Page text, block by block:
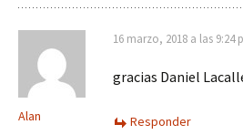
Alan
16 marzo, 2018 a las 9:24
gracias Daniel
Responder